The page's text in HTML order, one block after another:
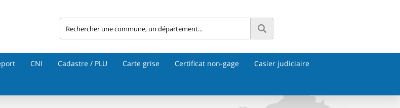
CNI Cadastre / PLU Carte grise Certificat non-gage Casier judiciaire